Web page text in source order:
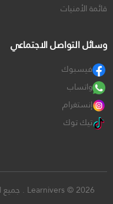
قائمة الأمنيات
وسائل التواصل الاجتماعي
فيسبوك
واتساب
إنستغرام
تيك توك
Learnivers © 2026 . جميع الحقوق محفوظة. تم التطوير بواسطة